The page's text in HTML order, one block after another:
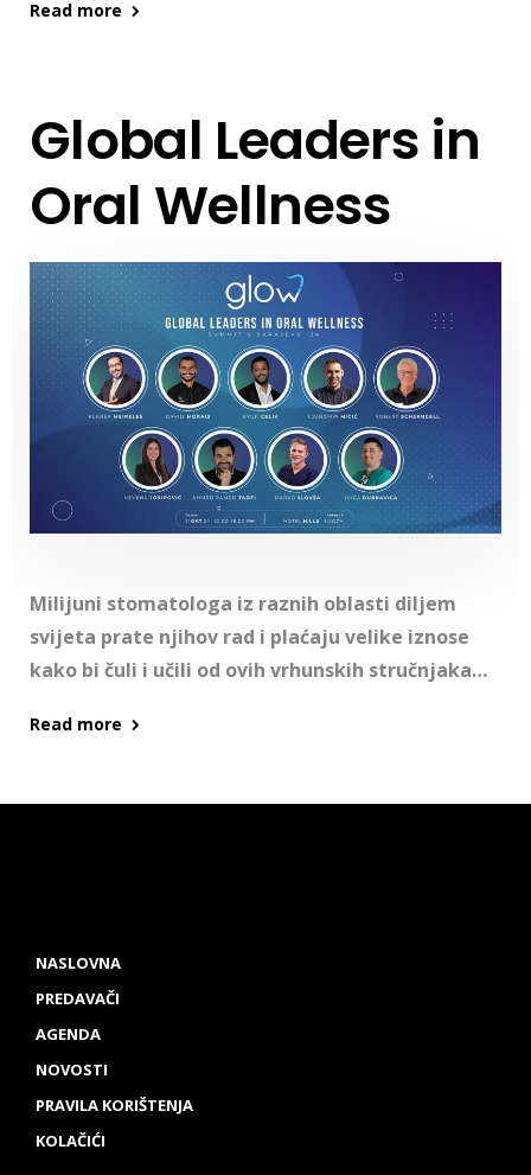
Read more
Global Leaders in
Oral Wellness
Milijuni stomatologa iz raznih oblasti diljem
svijeta prate njihov rad i plaćaju velike iznose
kako bi čuli i učili od ovih vrhunskih stručnjaka…
Read more
NASLOVNA
PREDAVAČI
AGENDA
NOVOSTI
PRAVILA KORIŠTENJA
KOLAČIĆI